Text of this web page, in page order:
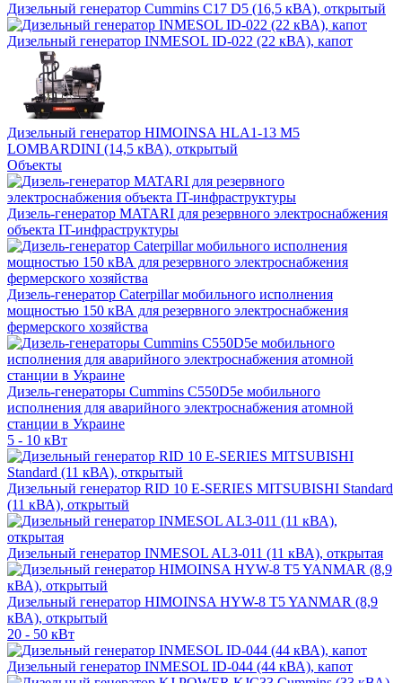
Дизельный генератор Cummins C17 D5 (16,5 кВА), открытый
Дизельный генератор INMESOL ID-022 (22 кВА), капот
Дизельный генератор HIMOINSA HLA1-13 M5
LOMBARDINI (14,5 кВА), открытый
Объекты
Дизель-генератор MATARI для резервного электроснабжения
объекта IT-инфраструктуры
Дизель-генератор Caterpillar мобильного исполнения
мощностью 150 кВА для резервного электроснабжения
фермерского хозяйства
Дизель-генераторы Cummins C550D5e мобильного
исполнения для аварийного электроснабжения атомной
станции в Украине
5 - 10 кВт
Дизельный генератор RID 10 E-SERIES MITSUBISHI Standard
(11 кВА), открытый
Дизельный генератор INMESOL AL3-011 (11 кВА), открытая
Дизельный генератор HIMOINSA HYW-8 T5 YANMAR (8,9
кВА), открытый
20 - 50 кВт
Дизельный генератор INMESOL ID-044 (44 кВА), капот